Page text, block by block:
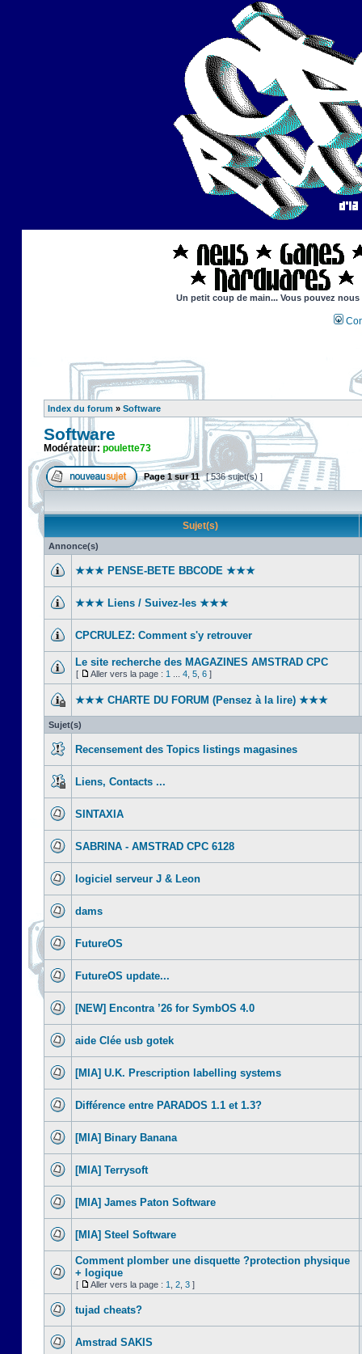
Un petit coup de main... Vous pouvez
Index du forum » Software
Software
Modérateur: poulette73
Page1sur11 [ 536 sujet(s) ]
Sujet(s)
Annonce(s)
★★★ PENSE-BETE BBCODE ★★★
★★★ Liens / Suivez-les ★★★
CPCRULEZ: Comment s'y retrouver‎
Le site recherche des MAGAZINES AMSTRAD CPC
[ Aller vers la page : 1 4 5 6 ]
★★★ CHARTE DU FORUM (Pensez à la lire) ★★★
Sujet(s)
Recensement des Topics listings magasines
Liens, Contacts ...
SINTAXIA
SABRINA - AMSTRAD CPC 6128
logiciel serveur J & Leon
dams
FutureOS
FutureOS update...
[NEW] Encontra ’26 for SymbOS 4.0
aide Clée usb gotek
[MIA] U.K. Prescription labelling systems
Différence entre PARADOS 1.1 et 1.3?
[MIA] Binary Banana
[MIA] Terrysoft
[MIA] James Paton Software
[MIA] Steel Software
Comment plomber une disquette ?protection physique
+ logique
[ Aller vers la page : 1 2 3 ]
tujad cheats?
Amstrad SAKIS